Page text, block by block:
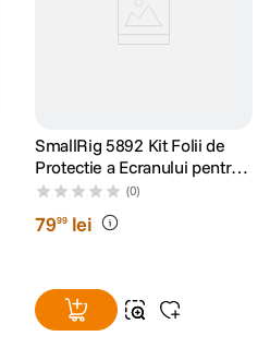
SmallRig 5892 Kit Folii de
Protectie a Ecranului pentru
DJI Osmo Action 6
(0)
7999 lei